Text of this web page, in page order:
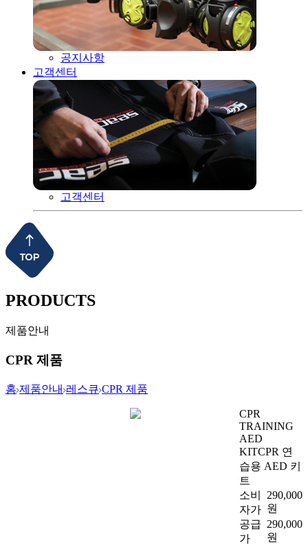
공지사항
고객센터
고객센터
PRODUCTS
제품안내
CPR 제품
홈 제품안내 레스큐 CPR 제품
CPR
TRAINING
AED
KITCPR 연
습용 AED 키
트
소비
자가
290,000
원
공급
가
290,000
원